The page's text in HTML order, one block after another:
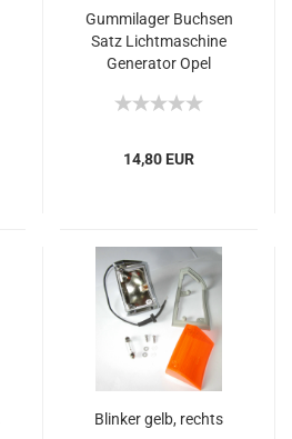
Gummilager Buchsen
Satz Lichtmaschine
Generator Opel
14,80 EUR
Blinker gelb, rechts